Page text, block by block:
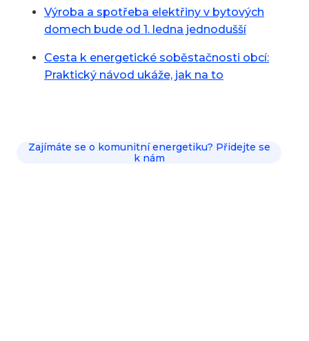
Výroba a spotřeba elektřiny v bytových
domech bude od 1. ledna jednodušší
Cesta k energetické soběstačnosti obcí:
Praktický návod ukáže, jak na to
Zajímáte se o komunitní energetiku? Přidejte se
k nám